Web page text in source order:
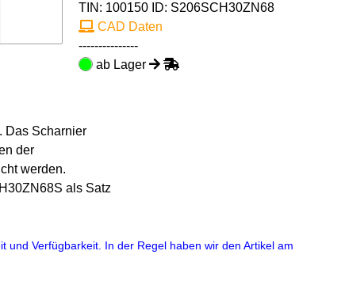
TIN: 100150 ID: S206SCH30ZN68
CAD Daten
---------------
ab Lager
Das Scharnier
der
werden.
als Satz
Verfügbarkeit. In der Regel haben wir den Artikel am